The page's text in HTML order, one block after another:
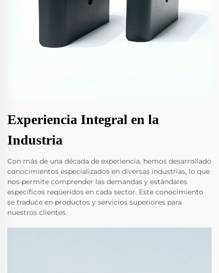
Experiencia Integral en la
Industria
Con más de una década de experiencia, hemos desarrollado
conocimientos especializados en diversas industrias, lo que
nos permite comprender las demandas y estándares
específicos requeridos en cada sector. Este conocimiento
se traduce en productos y servicios superiores para
nuestros clientes.